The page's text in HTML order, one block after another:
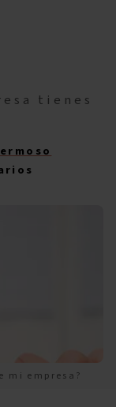
tienes
mi empresa?